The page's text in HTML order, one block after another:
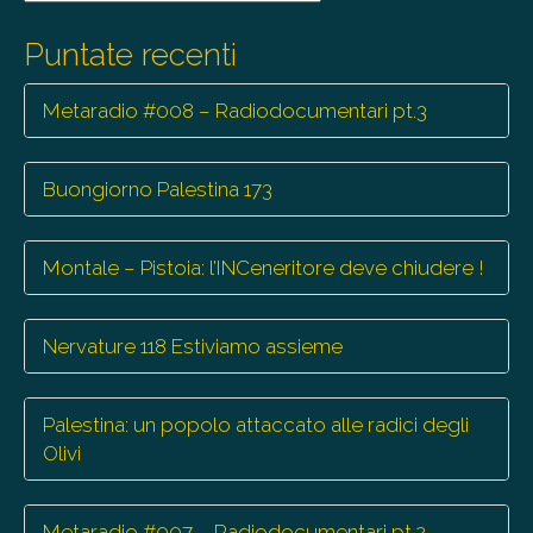
Puntate recenti
Metaradio #008 – Radiodocumentari pt.3
Buongiorno Palestina 173
Montale – Pistoia: l’INCeneritore deve chiudere !
Nervature 118 Estiviamo assieme
Palestina: un popolo attaccato alle radici degli
Olivi